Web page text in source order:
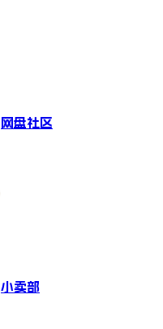
网盘社区
小卖部